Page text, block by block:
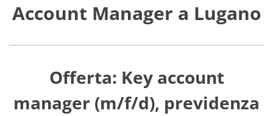
Account Manager a Lugano
Offerta: Key account
manager (m/f/d), previdenza